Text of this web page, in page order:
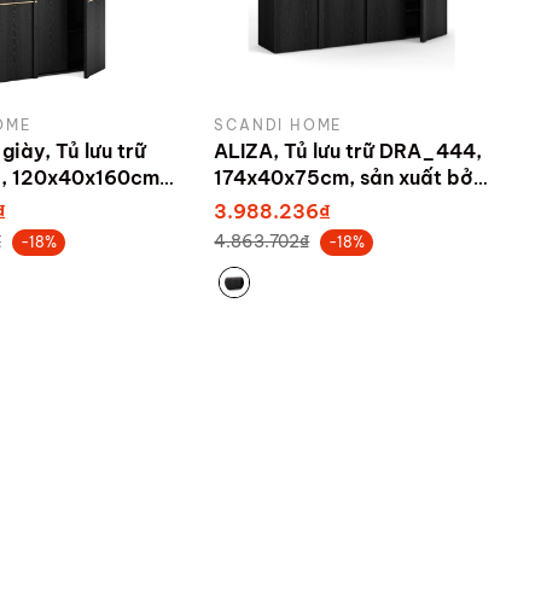
đính kèm.
Tủ lưu trữ
120x40x160cm,
Scandi Home
-18%
SCANDI HOME
ALIZA, Tủ lưu trữ DRA_444,
174x40x75cm, sản xuất bởi
Scandi Home
3.988.236₫
4.863.702₫ -18%